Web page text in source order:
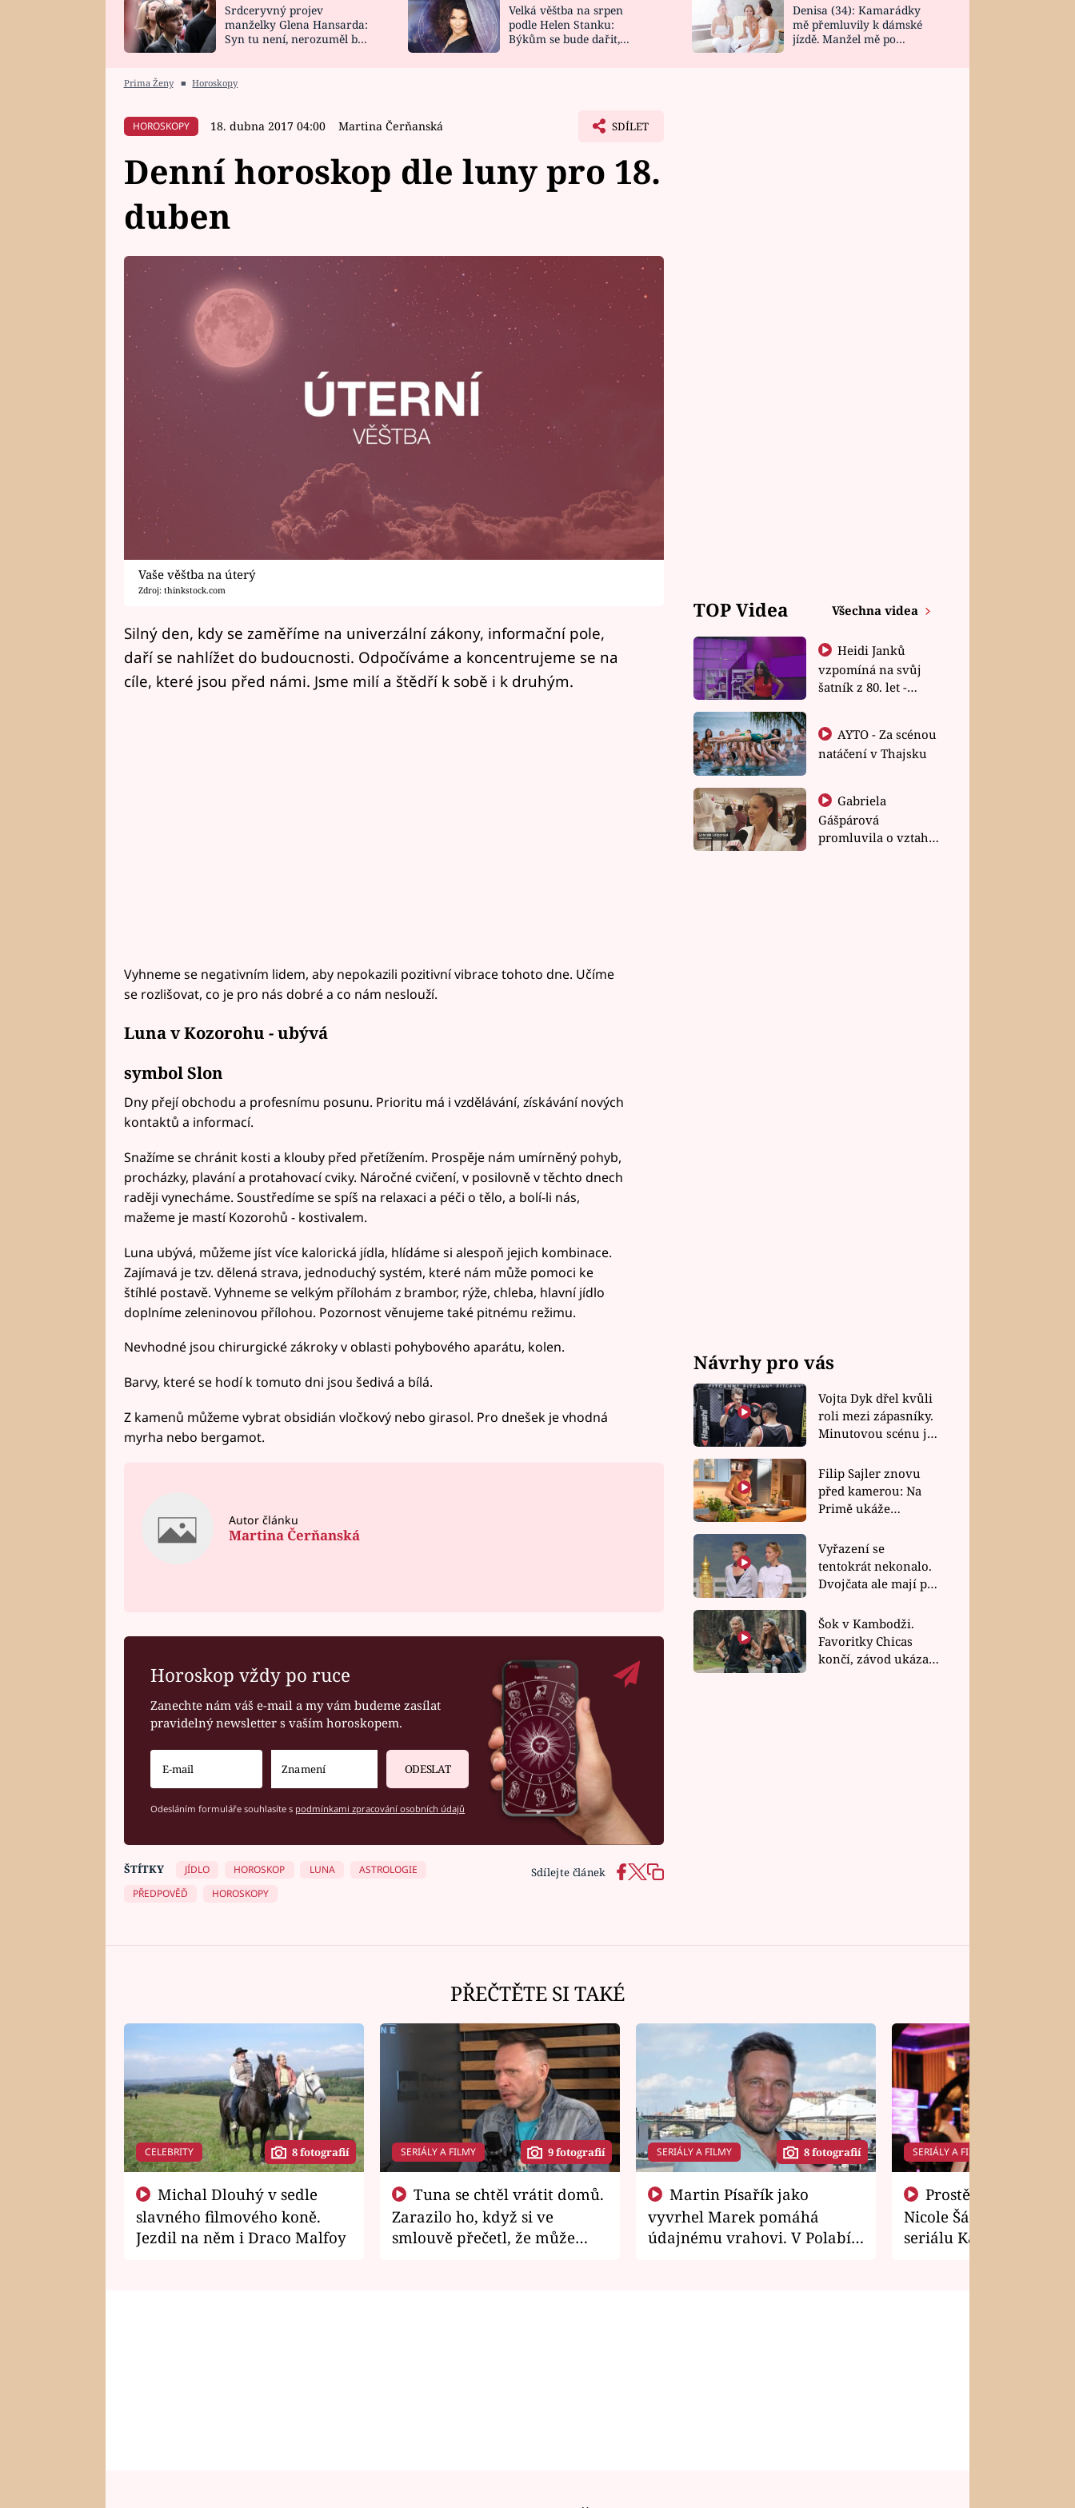
HOROSKOP NA
CELEBRITY
VAŘENÍ
NOVINKY
VIDEORECEPTY
DESIGN
Srdceryvný projev
manželky Glena Hansarda:
Syn tu není, nerozuměl by
Velká věštba na srpen
podle Helen Stanku:
Býkům se bude dařit,
Denisa (34): Kamarádky
mě přemluvily k dámské
jízdě. Manžel mě po
Prima Ženy ■ Horoskopy
HOROSKOPY 18. dubna 2017 04:00 Martina Čerňanská SDÍLET
Denní horoskop dle luny pro 18.
duben
Vaše věštba na úterý
Zdroj: thinkstock.com
Silný den, kdy se zaměříme na univerzální zákony, informační pole,
daří se nahlížet do budoucnosti. Odpočíváme a koncentrujeme se na
cíle, které jsou před námi. Jsme milí a štědří k sobě i k druhým.
Vyhneme se negativním lidem, aby nepokazili pozitivní vibrace tohoto dne. Učíme
se rozlišovat, co je pro nás dobré a co nám neslouží.
Luna v Kozorohu - ubývá
symbol Slon
Dny přejí obchodu a profesnímu posunu. Prioritu má i vzdělávání, získávání nových
kontaktů a informací.
Snažíme se chránit kosti a klouby před přetížením. Prospěje nám umírněný pohyb,
procházky, plavání a protahovací cviky. Náročné cvičení, v posilovně v těchto dnech
raději vynecháme. Soustředíme se spíš na relaxaci a péči o tělo, a bolí-li nás,
mažeme je mastí Kozorohů - kostivalem.
Luna ubývá, můžeme jíst více kalorická jídla, hlídáme si alespoň jejich kombinace.
Zajímavá je tzv. dělená strava, jednoduchý systém, které nám může pomoci ke
štíhlé postavě. Vyhneme se velkým přílohám z brambor, rýže, chleba, hlavní jídlo
doplníme zeleninovou přílohou. Pozornost věnujeme také pitnému režimu.
Nevhodné jsou chirurgické zákroky v oblasti pohybového aparátu, kolen.
Barvy, které se hodí k tomuto dni jsou šedivá a bílá.
Z kamenů můžeme vybrat obsidián vločkový nebo girasol. Pro dnešek je vhodná
myrha nebo bergamot.
Autor článku
Martina Čerňanská
Horoskop vždy po ruce
Zanechte nám váš e-mail a my vám budeme zasílat
pravidelný newsletter s vaším horoskopem.
ODESLAT
Odesláním formuláře souhlasíte s podmínkami zpracování osobních údajů
Sdílejte článek
ŠTÍTKY JÍDLO HOROSKOP LUNA
ASTROLOGIE
PŘEDPOVĚĎ
HOROSKOPY
TOP Videa Všechna videa
Heidi Janků
vzpomíná na svůj
šatník z 80. let -
natáčení v Thajsku
Gabriela
Gášpárová
promluvila o vztahu
Návrhy pro vás
Vojta Dyk dřel kvůli
roli mezi zápasníky.
Minutovou scénu jel
Filip Sajler znovu
před kamerou: Na
Primě ukáže
rychlé recepty
Vyřazení se
tentokrát nekonalo.
Dvojčata ale mají po
závodu nůž na krku
Šok v Kambodži.
Favoritky Chicas
končí, závod ukázal
PŘEČTĚTE SI TAKÉ
CELEBRITY 8 fotografií
slavného filmového koně.
Jezdil na něm i Draco Malfoy
SERIÁLY A FILMY 9 fotografií
Zarazilo ho, když si ve
smlouvě přečetl, že může
SERIÁLY A FILMY 8 fotografií
vyvrhel Marek pomáhá
údajnému vrahovi. V Polabí
SERIÁLY A FILMY
Nicole Šáchová získala
seriálu Kamarádi